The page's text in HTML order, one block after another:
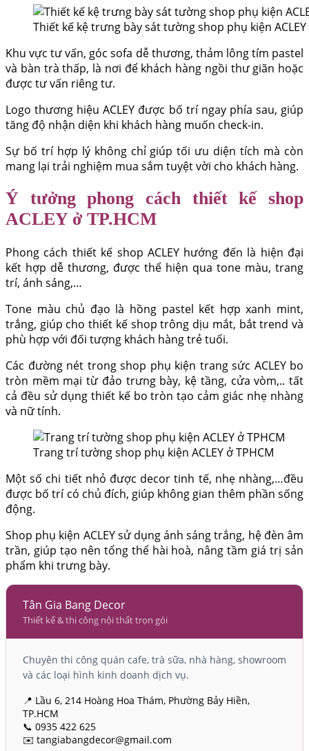
Thiết kế kệ trưng bày sát tường shop phụ kiện ACLEY
Khu vực tư vấn, góc sofa dễ thương, thảm lông tím pastel
và bàn trà thấp, là nơi để khách hàng ngồi thư giãn hoặc
được tư vấn riêng tư.
Logo thương hiệu ACLEY được bố trí ngay phía sau, giúp
tăng độ nhận diện khi khách hàng muốn check-in.
Sự bố trí hợp lý không chỉ giúp tối ưu diện tích mà còn
mang lại trải nghiệm mua sắm tuyệt vời cho khách hàng.
Ý tưởng phong cách thiết kế shop
ACLEY ở TP.HCM
Phong cách thiết kế shop ACLEY hướng đến là hiện đại
kết hợp dễ thương, được thể hiện qua tone màu, trang
trí, ánh sáng,…
Tone màu chủ đạo là hồng pastel kết hợp xanh mint,
trắng, giúp cho thiết kế shop trông dịu mắt, bắt trend và
phù hợp với đối tượng khách hàng trẻ tuổi.
Các đường nét trong shop phụ kiện trang sức ACLEY bo
tròn mềm mại từ đảo trưng bày, kệ tầng, cửa vòm,.. tất
cả đều sử dụng thiết kế bo tròn tạo cảm giác nhẹ nhàng
và nữ tính.
Trang trí tường shop phụ kiện ACLEY ở TPHCM
Một số chi tiết nhỏ được decor tinh tế, nhẹ nhàng,…đều
được bố trí có chủ đích, giúp không gian thêm phần sống
động.
Shop phụ kiện ACLEY sử dụng ánh sáng trắng, hệ đèn âm
trần, giúp tạo nên tổng thể hài hoà, nâng tầm giá trị sản
phẩm khi trưng bày.
Tân Gia Bang Decor
Thiết kế & thi công nội thất trọn gói
Chuyên thi công quán cafe, trà sữa, nhà hàng, showroom
và các loại hình kinh doanh dịch vụ.
📍 Lầu 6, 214 Hoàng Hoa Thám, Phường Bảy Hiền,
TP.HCM
📞 0935 422 625
✉️ tangiabangdecor@gmail.com